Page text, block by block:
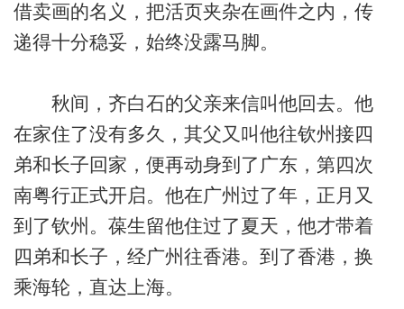
借卖画的名义，把活页夹杂在画件之内，传
递得十分稳妥，始终没露马脚。
秋间，齐白石的父亲来信叫他回去。他
在家住了没有多久，其父又叫他往钦州接四
弟和长子回家，便再动身到了广东，第四次
南粤行正式开启。他在广州过了年，正月又
到了钦州。葆生留他住过了夏天，他才带着
四弟和长子，经广州往香港。到了香港，换
乘海轮，直达上海。